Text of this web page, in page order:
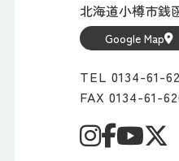
北海道小樽市銭
Google Map
TEL 0134-61-
FAX 0134-61-